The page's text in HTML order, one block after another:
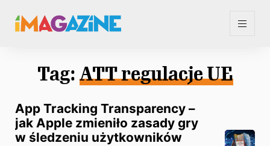
Tag: ATT regulacje UE
App Tracking Transparency –
jak Apple zmieniło zasady gry
w śledzeniu użytkowników